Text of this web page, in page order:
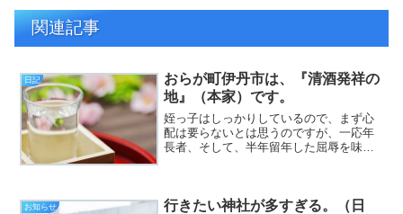
関連記事
日記
おらが町伊丹市は、『清酒発祥の
地』（本家）です。
姪っ子はしっかりしているので、まず心
配は要らないとは思うのですが、一応年
長者、そして、半年留年した屈辱を味わ
残り5時間を切り、寝室で...
お知らせ
行きたい神社が多すぎる。（日